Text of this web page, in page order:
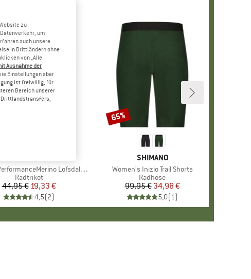
LofsdalenSt. MTB S/S
Produktgruppe
Radtrikot
Preis
44,95 €reduzierter Preis
19,33 €
4,5(2)
MARKE
SHIMANO
Artikel
Women's Inizio Trail Shorts
Produktgruppe
Radhose
Preis
99,95 € reduzierter Preis
34,98 €
5,0(1)
Rabatt
65%
zu
um
auch unsere
in Drittländern ohne
von „Alle
Ausnahme der
Einstellungen aber
ist freiwillig, für
Bereich unserer
Drittlandstransfers,